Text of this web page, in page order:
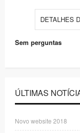
DETALHES
Sem perguntas
ÚLTIMAS
Novo website 2018